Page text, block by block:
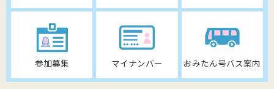
参加募集 マイナンバー おみたん号バス案内